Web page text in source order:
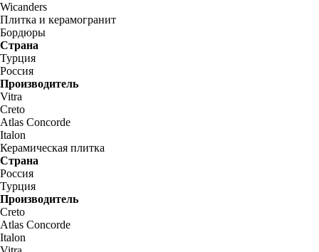
Wicanders
Плитка и керамогранит
Бордюры
Страна
Турция
Россия
Производитель
Vitra
Creto
Atlas Concorde
Italon
Керамическая плитка
Страна
Россия
Турция
Производитель
Creto
Atlas Concorde
Italon